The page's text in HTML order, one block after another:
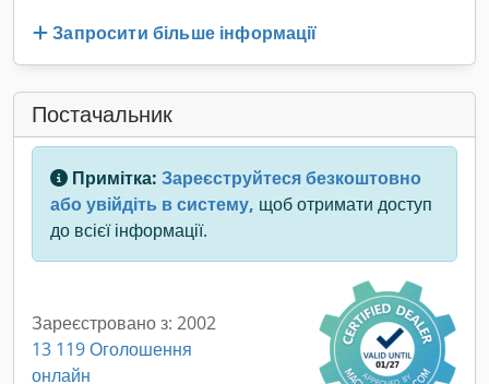
Запросити більше інформації
Постачальник
Примітка: Зареєструйтеся безкоштовно
або увійдіть в систему, щоб отримати доступ
до всієї інформації.
Зареєстровано з: 2002
13 119 Оголошення
онлайн